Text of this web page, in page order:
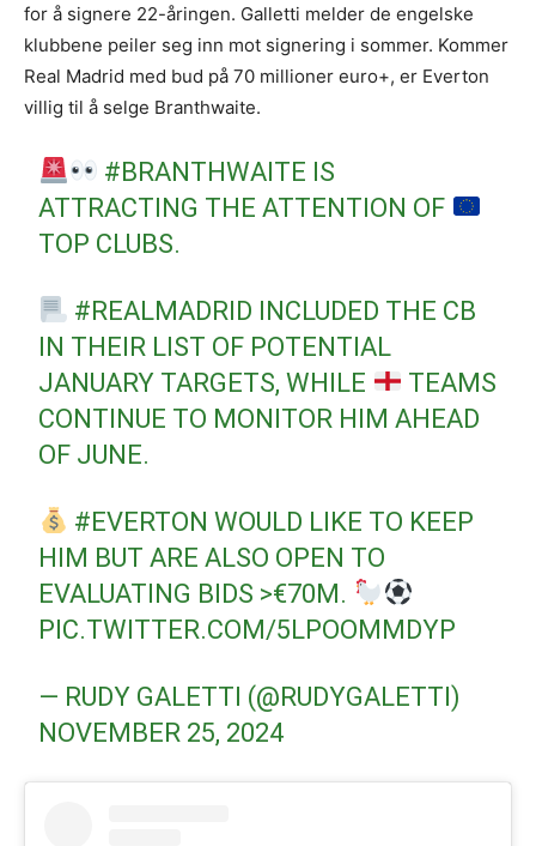
for å signere 22-åringen. Galletti melder de engelske
klubbene peiler seg inn mot signering i sommer. Kommer
Real Madrid med bud på 70 millioner euro+, er Everton
villig til å selge Branthwaite.
#BRANTHWAITE IS
ATTRACTING THE ATTENTION OF
TOP CLUBS.
#REALMADRID INCLUDED THE CB
IN THEIR LIST OF POTENTIAL
JANUARY TARGETS, WHILE
TEAMS
CONTINUE TO MONITOR HIM AHEAD
OF JUNE.
#EVERTON WOULD LIKE TO KEEP
HIM BUT ARE ALSO OPEN TO
EVALUATING BIDS >€70M.
PIC.TWITTER.COM/5LPOOMMDYP
— RUDY GALETTI (@RUDYGALETTI)
NOVEMBER 25, 2024